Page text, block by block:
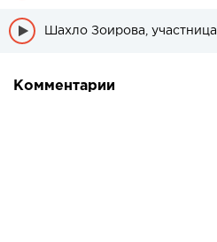
Комментарии